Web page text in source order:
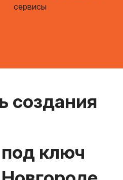
сервисы
создания
ключ